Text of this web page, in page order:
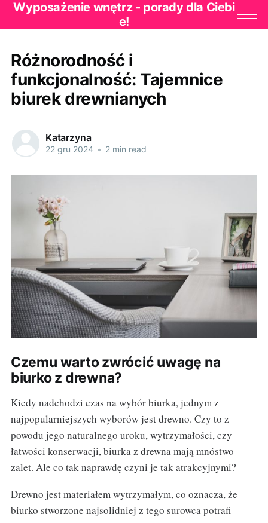
Wyposażenie wnętrz - porady dla Ciebi
e!
Różnorodność i
funkcjonalność: Tajemnice
biurek drewnianych
Katarzyna
22 gru 2024 • 2 min read
Czemu warto zwrócić uwagę na
biurko z drewna?
Kiedy nadchodzi czas na wybór biurka, jednym z
najpopularniejszych wyborów jest drewno. Czy to z
powodu jego naturalnego uroku, wytrzymałości, czy
łatwości konserwacji, biurka z drewna mają mnóstwo
zalet. Ale co tak naprawdę czyni je tak atrakcyjnymi?
Drewno jest materiałem wytrzymałym, co oznacza, że
biurko stworzone najsolidniej z tego surowca potrafi